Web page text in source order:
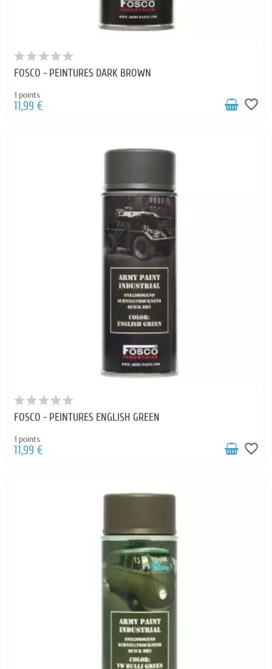
FOSCO - PEINTURES DARK BROWN
1 points
11,99 € favorite_border
FOSCO - PEINTURES ENGLISH GREEN
1 points
11,99 € favorite_border